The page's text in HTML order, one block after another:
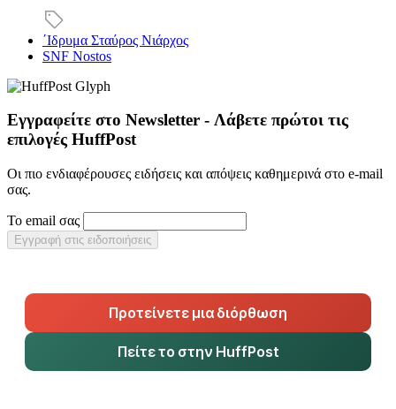
΄Ιδρυμα Σταύρος Νιάρχος
SNF Nostos
Εγγραφείτε στο Newsletter - Λάβετε πρώτοι τις
επιλογές HuffPost
Οι πιο ενδιαφέρουσες ειδήσεις και απόψεις καθημερινά στο e-mail
σας.
Το email σας
Εγγραφή στις ειδοποιήσεις
Προτείνετε μια διόρθωση
Πείτε το στην HuffPost